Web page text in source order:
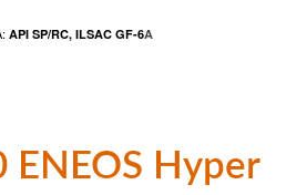
API SP/RC, ILSAC GF-6A
ENEOS Hyper